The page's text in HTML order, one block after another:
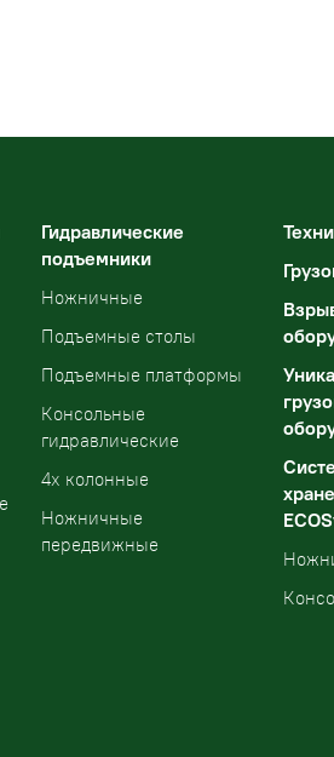
Гидравлические
подъемники
Ножничные
Подъемные столы
Подъемные платформы
Консольные
гидравлические
4х колонные
Ножничные
передвижные